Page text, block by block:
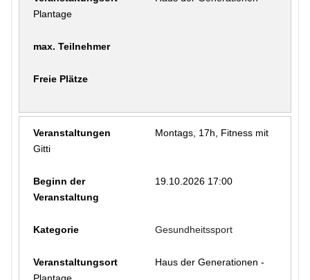
Plantage
Montags, 17h, Fitness mit
Gitti
19.10.2026 17:00
Gesundheitssport
Haus der Generationen -